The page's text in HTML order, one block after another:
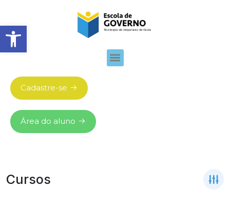
Abrir barra de ferramentas
Cadastre-se
Área do aluno
Cursos